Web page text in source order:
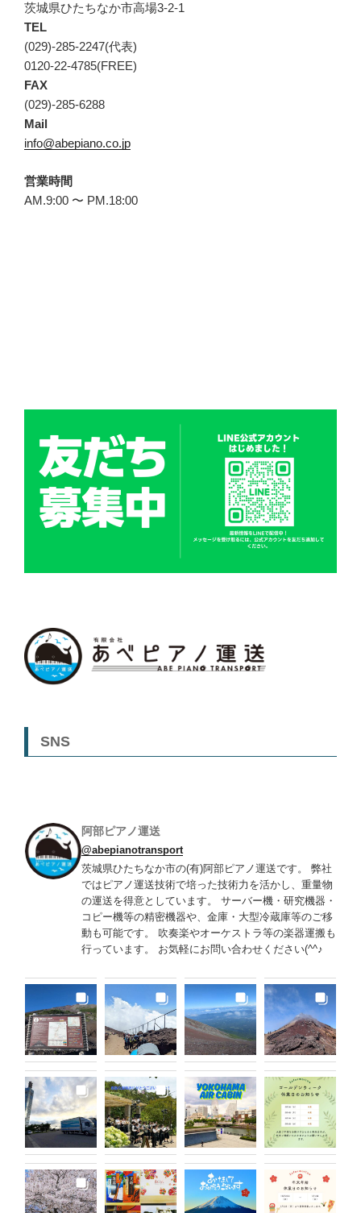
茨城県ひたちなか市高場3-2-1
TEL
(029)-285-2247(代表)
0120-22-4785(FREE)
FAX
(029)-285-6288
Mail
info@abepiano.co.jp
営業時間
AM.9:00 〜 PM.18:00
SNS
阿部ピアノ運送
@abepianotransport
茨城県ひたちなか市の(有)阿部ピアノ運送です。 弊社
ではピアノ運送技術で培った技術力を活かし、重量物
の運送を得意としています。 サーバー機・研究機器・
コピー機等の精密機器や、金庫・大型冷蔵庫等のご移
動も可能です。 吹奏楽やオーケストラ等の楽器運搬も
行っています。 お気軽にお問い合わせください(^^♪